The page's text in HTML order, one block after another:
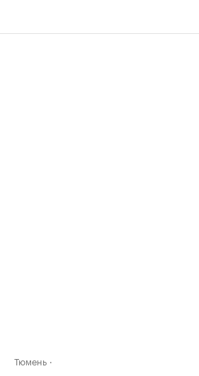
Тюмень